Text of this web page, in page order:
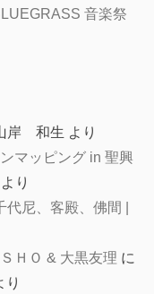
音楽祭
岸 和生 より
マッピング in 聖興
より
代尼、客殿、佛間 |
ＨＯ & 大黒友理 に
り